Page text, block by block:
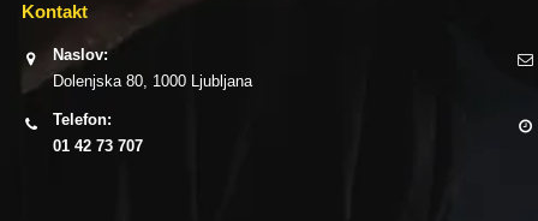
Kontakt
Naslov:
Dolenjska 80, 1000 Ljubljana
Telefon:
01 42 73 707